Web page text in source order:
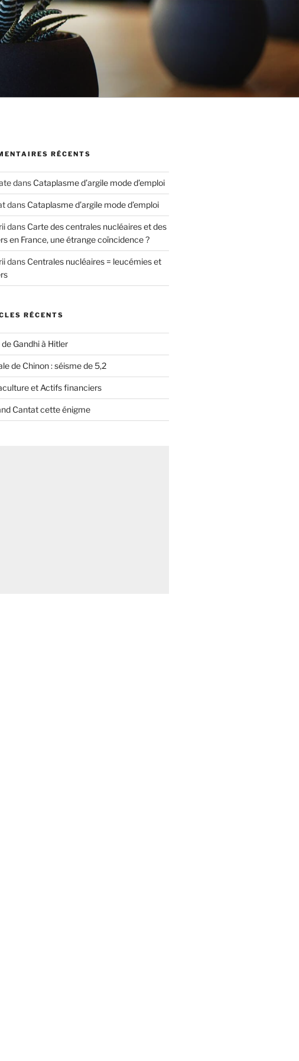
RÉCENTS
dans Cataplasme d’argile mode d’emploi
dans Cataplasme d’argile mode d’emploi
dans Carte des centrales nucléaires et des
en France, une étrange coïncidence ?
dans Centrales nucléaires = leucémies et
RÉCENTS
Gandhi à Hitler
de Chinon : séisme de 5,2
et Actifs financiers
Cantat cette énigme